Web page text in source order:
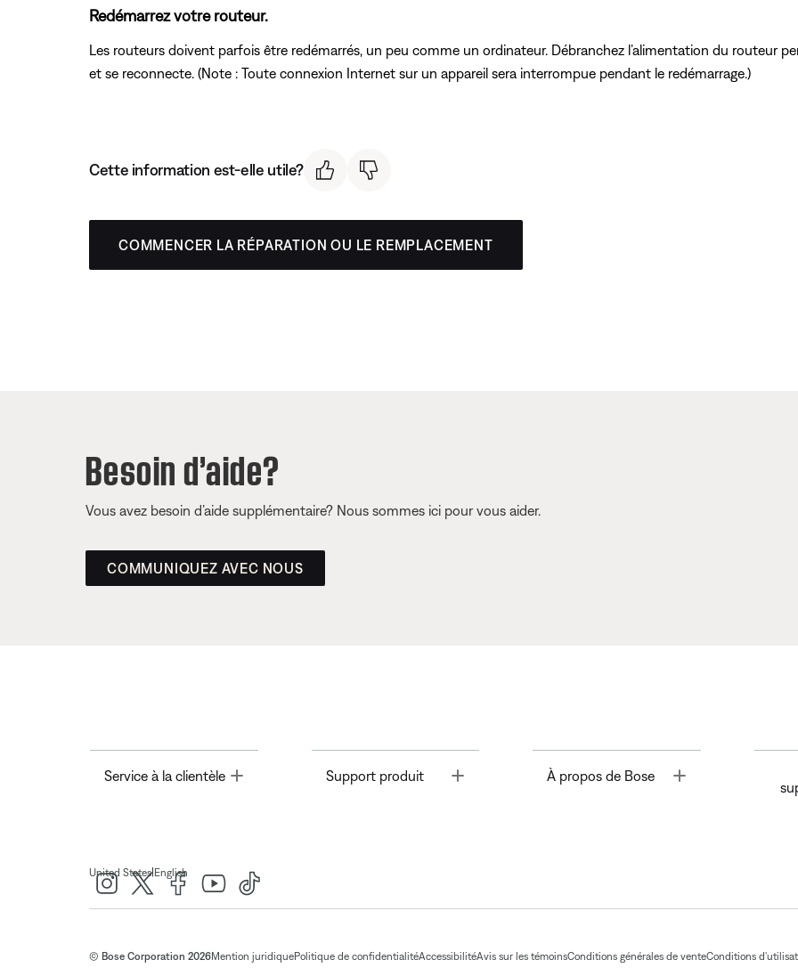
Redémarrez votre routeur.
Les routeurs doivent parfois être redémarrés, un peu comme un ordinateur. Débranchez l’alimentation du routeur
et se reconnecte. (Note : Toute connexion Internet sur un appareil sera interrompue pendant le redémarrage.)
Cette information est-elle utile?
COMMENCER LA RÉPARATION OU LE REMPLACEMENT
Besoin d’aide?
Vous avez besoin d’aide supplémentaire? Nous sommes ici pour vous aider.
COMMUNIQUEZ AVEC NOUS
Service à la clientèle Toggle Support produit À propos de Bose Toggle
United States| English
© Bose Corporation 2026Mention juridiquePolitique de confidentialitéAccessibilitéAvis sur les témoinsConditions générales de venteConditions